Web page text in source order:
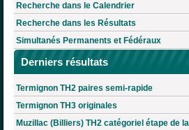
Recherche dans le Calendrier
Recherche dans les Résultats
Simultanés Permanents et Fédéraux
Derniers résultats
Termignon TH2 paires semi-rapide
Termignon TH3 originales
Muzillac (Billiers) TH2 catégoriel étape de la